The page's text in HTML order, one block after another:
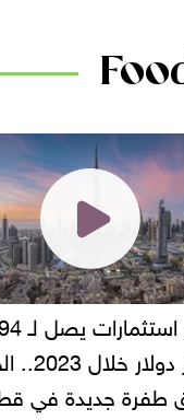
القاهرة" يضبط
مطاعم استولى على
المواطنين بزعم